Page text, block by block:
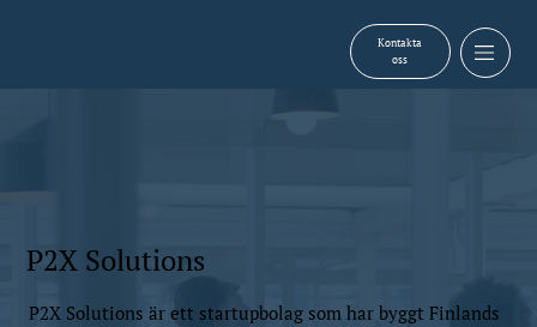
Kontakta
oss
P2X Solutions
P2X Solutions är ett startupbolag som har byggt Finlands